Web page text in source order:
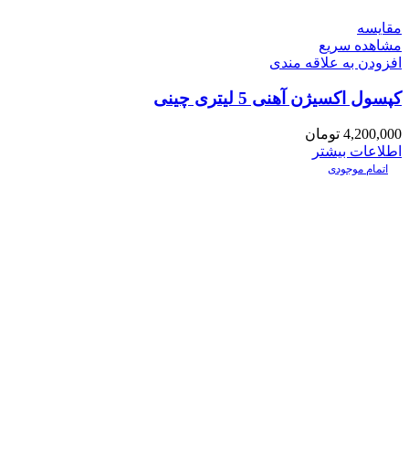
مقایسه
مشاهده سریع
افزودن به علاقه مندی
کپسول اکسیژن آهنی 5 لیتری چینی
4,200,000 تومان
اطلاعات بیشتر
اتمام موجودی